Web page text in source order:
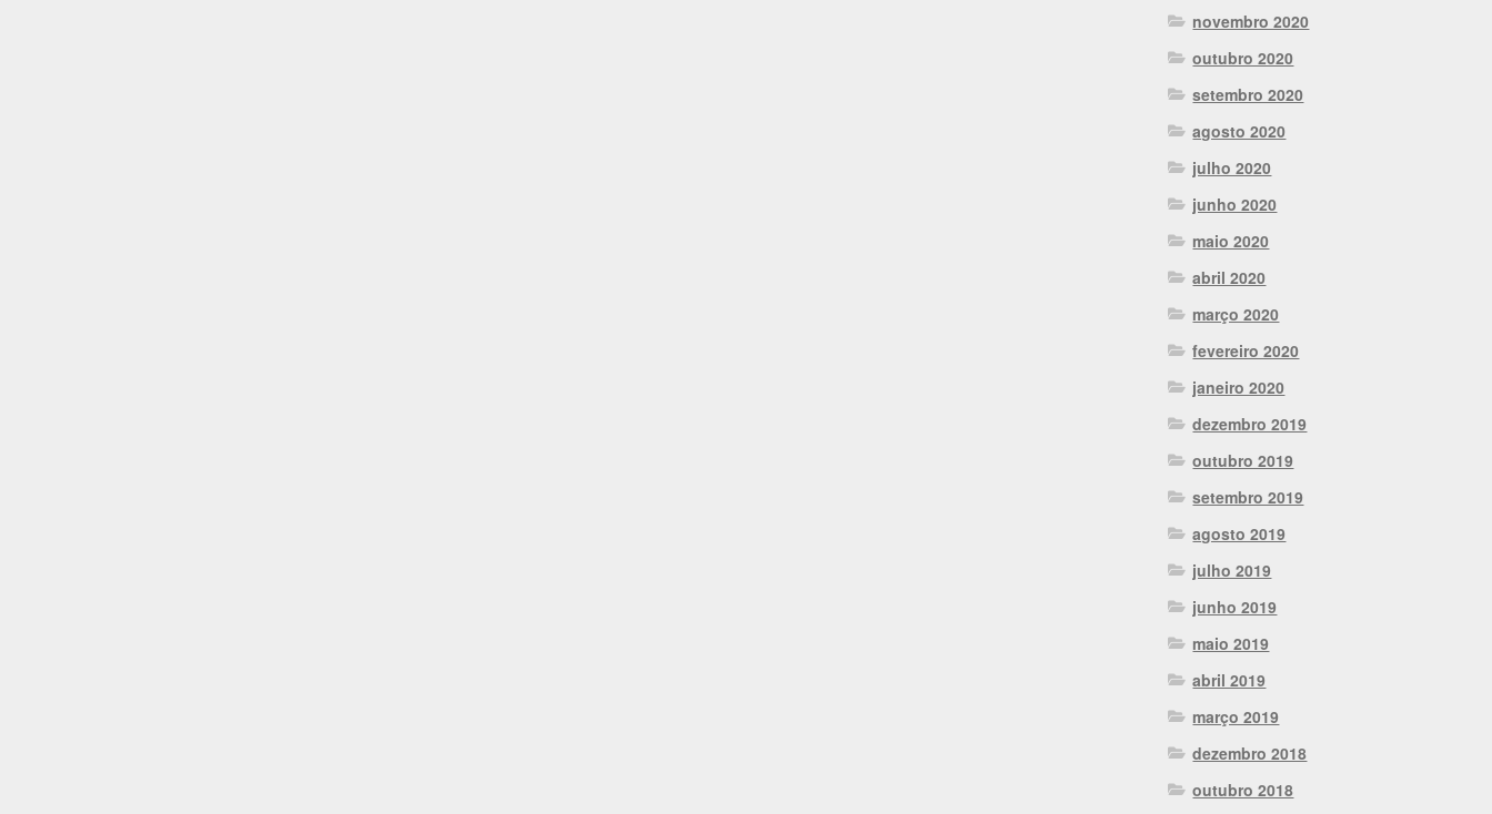
novembro 2020
outubro 2020
setembro 2020
agosto 2020
julho 2020
junho 2020
maio 2020
abril 2020
março 2020
fevereiro 2020
janeiro 2020
dezembro 2019
outubro 2019
setembro 2019
agosto 2019
julho 2019
junho 2019
maio 2019
abril 2019
março 2019
dezembro 2018
outubro 2018